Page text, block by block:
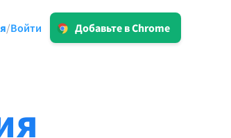
/Войти
Добавьте в Chrome
и последовательной